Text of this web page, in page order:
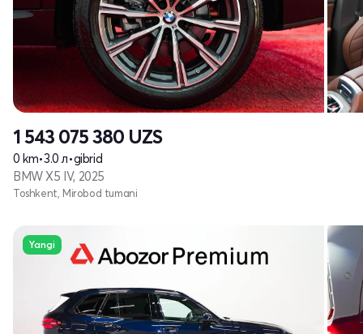
1 543 075 380 UZS
0 km•3.0 л•gibrid
BMW X5 IV, 2025
Toshkent, Mirobod tumani
Yangi